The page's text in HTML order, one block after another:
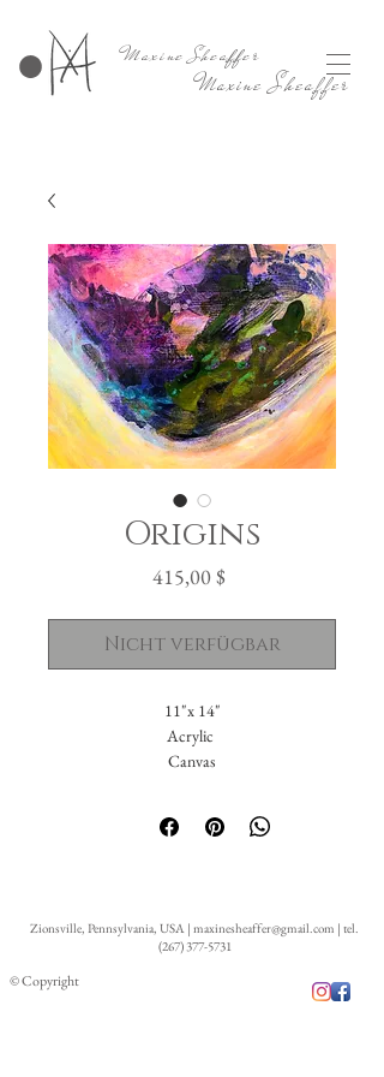
Maxine Sheaffer
Maxine Sheaffer
Origins
415,00 $
Nicht verfügbar
11"x 14"
Acrylic
Canvas
Zionsville, Pennsylvania, USA | maxinesheaffer@gmail.com | tel.
(267) 377-5731
© Copyright